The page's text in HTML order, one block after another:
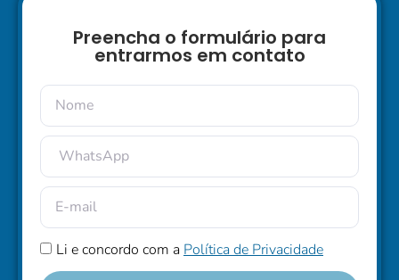
Preencha o formulário para
entrarmos em contato
Li e concordo com a Política de Privacidade